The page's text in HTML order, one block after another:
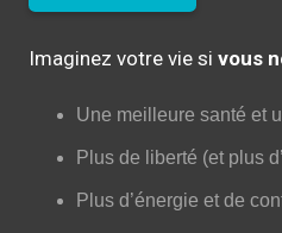
Imaginez votre vie si vous
Une meilleure santé et
Plus de liberté (et plus
Plus d’énergie et de